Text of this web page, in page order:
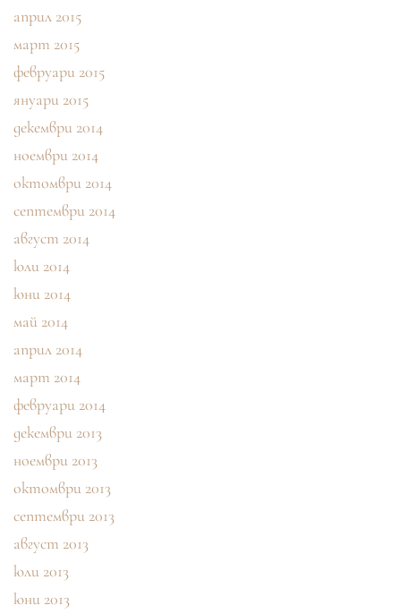
април 2015
март 2015
февруари 2015
януари 2015
декември 2014
ноември 2014
октомври 2014
септември 2014
август 2014
юли 2014
юни 2014
май 2014
април 2014
март 2014
февруари 2014
декември 2013
ноември 2013
октомври 2013
септември 2013
август 2013
юли 2013
юни 2013